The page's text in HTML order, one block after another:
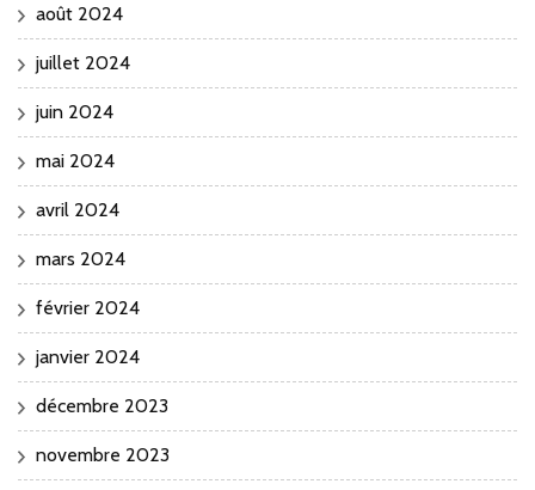
août 2024
juillet 2024
juin 2024
mai 2024
avril 2024
mars 2024
février 2024
janvier 2024
décembre 2023
novembre 2023